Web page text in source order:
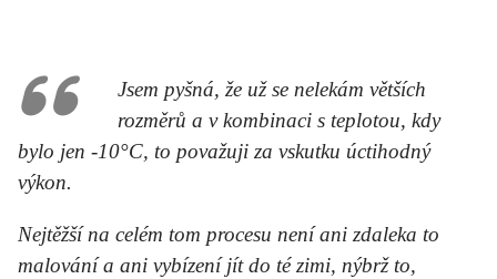
Jsem pyšná, že už se nelekám větších
rozměrů a v kombinaci s teplotou, kdy
bylo jen -10°C, to považuji za vskutku úctihodný
výkon.
Nejtěžší na celém tom procesu není ani zdaleka to
malování a ani vybízení jít do té zimi, nýbrž to,